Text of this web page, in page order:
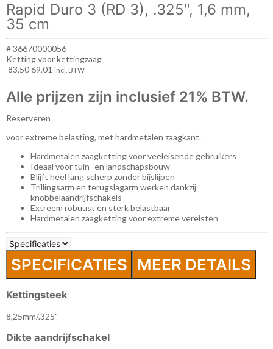
Rapid Duro 3 (RD 3), .325", 1,6 mm,
35 cm
# 36670000056
Ketting voor kettingzaag
83,5069,01 incl. BTW
Alle prijzen zijn inclusief 21% BTW.
Reserveren
voor extreme belasting, met hardmetalen zaagkant.
Hardmetalen zaagketting voor veeleisende gebruikers
Ideaal voor tuin- en landschapsbouw
Blijft heel lang scherp zonder bijslijpen
Trillingsarm en terugslagarm werken dankzij
knobbelaandrijfschakels
Extreem robuust en sterk belastbaar
Hardmetalen zaagketting voor extreme vereisten
SPECIFICATIES MEER DETAILS
Kettingsteek
8,25mm/.325"
Dikte aandrijfschakel